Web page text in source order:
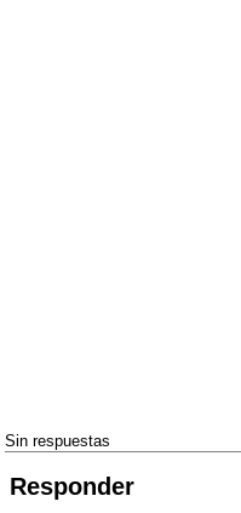
Sin respuestas
Responder